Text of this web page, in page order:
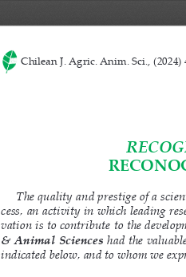
Chilean J. Agric. Anim. Sci., (2024)
The quality and prestige of a
cess, an activity in which leading
vation is to contribute to the
& Animal Sciences had the
indicated below, and to whom we